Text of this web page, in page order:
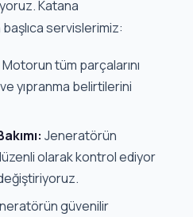
Katana
servislerimiz:
Motorun tüm parçalarını
yıpranma belirtilerini
Jeneratörün
olarak kontrol ediyor
değiştiriyoruz.
güvenilir